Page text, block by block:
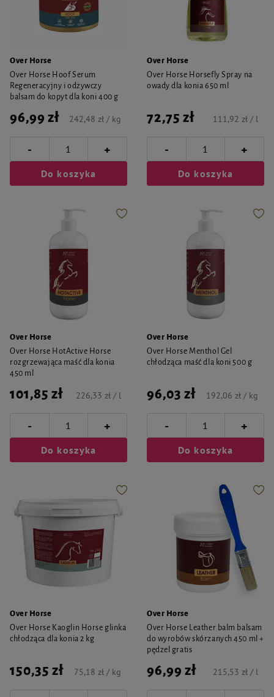
Over Horse
Over Horse Hoof Serum
Regeneracyjny i odżywczy
balsam do kopyt dla koni 400 g
96,99 zł 242,48 zł / kg
- +
Do koszyka
Over Horse
Over Horse Horsefly Spray na
owady dla konia 650 ml
72,75 zł 111,92 zł / l
- +
Do koszyka
Over Horse
Over Horse HotActive Horse
rozgrzewająca maść dla konia
450 ml
101,85 zł 226,33 zł / l
- +
Do koszyka
Over Horse
Over Horse Menthol Gel
chłodząca maść dla koni 500 g
96,03 zł 192,06 zł / kg
- +
Do koszyka
Over Horse
Over Horse Kaoglin Horse glinka
chłodząca dla konia 2 kg
150,35 zł 75,18 zł / kg
Over Horse
Over Horse Leather balm balsam
do wyrobów skórzanych 450 ml +
pędzel gratis
96,99 zł 215,53 zł / l